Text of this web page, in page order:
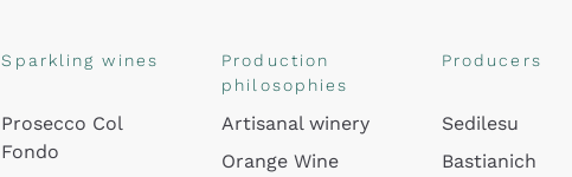
Sparkling wines
Prosecco Col
Fondo
Production
philosophies
Artisanal winery
Orange Wine
Producers
Sedilesu
Bastianich